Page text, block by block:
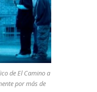
de El Camino a
por más de